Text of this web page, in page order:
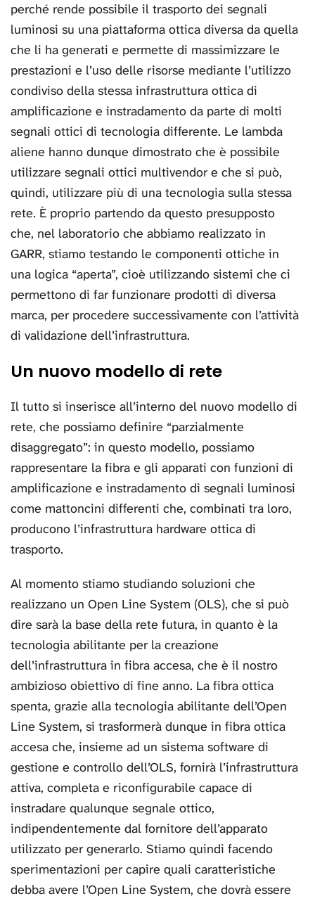
perché rende possibile il trasporto dei segnali
luminosi su una piattaforma ottica diversa da quella
che li ha generati e permette di massimizzare le
prestazioni e l’uso delle risorse mediante l’utilizzo
condiviso della stessa infrastruttura ottica di
amplificazione e instradamento da parte di molti
segnali ottici di tecnologia differente. Le lambda
aliene hanno dunque dimostrato che è possibile
utilizzare segnali ottici multivendor e che si può,
quindi, utilizzare più di una tecnologia sulla stessa
rete. È proprio partendo da questo presupposto
che, nel laboratorio che abbiamo realizzato in
GARR, stiamo testando le componenti ottiche in
una logica “aperta”, cioè utilizzando sistemi che ci
permettono di far funzionare prodotti di diversa
marca, per procedere successivamente con l’attività
di validazione dell’infrastruttura.
Un nuovo modello di rete
Il tutto si inserisce all’interno del nuovo modello di
rete, che possiamo definire “parzialmente
disaggregato”: in questo modello, possiamo
rappresentare la fibra e gli apparati con funzioni di
amplificazione e instradamento di segnali luminosi
come mattoncini differenti che, combinati tra loro,
producono l’infrastruttura hardware ottica di
trasporto.
Al momento stiamo studiando soluzioni che
realizzano un Open Line System (OLS), che si può
dire sarà la base della rete futura, in quanto è la
tecnologia abilitante per la creazione
dell’infrastruttura in fibra accesa, che è il nostro
ambizioso obiettivo di fine anno. La fibra ottica
spenta, grazie alla tecnologia abilitante dell’Open
Line System, si trasformerà dunque in fibra ottica
accesa che, insieme ad un sistema software di
gestione e controllo dell’OLS, fornirà l’infrastruttura
attiva, completa e riconfigurabile capace di
instradare qualunque segnale ottico,
indipendentemente dal fornitore dell’apparato
utilizzato per generarlo. Stiamo quindi facendo
sperimentazioni per capire quali caratteristiche
debba avere l’Open Line System, che dovrà essere